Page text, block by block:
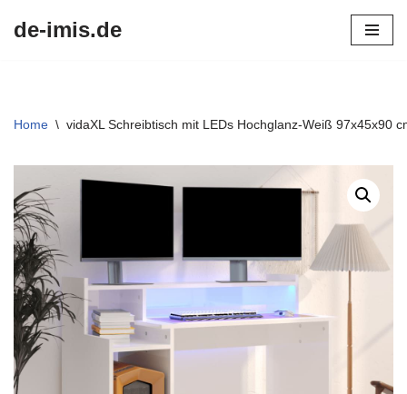
de-imis.de
Home \ vidaXL Schreibtisch mit LEDs Hochglanz-Weiß 97x45x90